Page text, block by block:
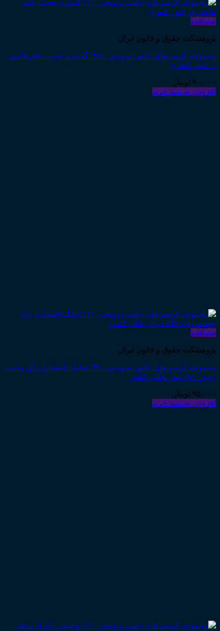
مشاهده
پژوهشکده حقوق و قانون ایران
مجموعه کرسی‌های علمی ترویجی ـ ۳۵؛ گستره حجیت علم قاضی
در امور کیفری
۹۰,۰۰۰ تومان
افزودن به سبد خرید
مشاهده
پژوهشکده حقوق و قانون ایران
مجموعه کرسی‌های علمی ترویجی ـ ۳۷؛ تحلیل اقتصادی رأی وحدت
رویه ۸۱۰ دیوان عالی کشور
۹۵,۰۰۰ تومان
افزودن به سبد خرید